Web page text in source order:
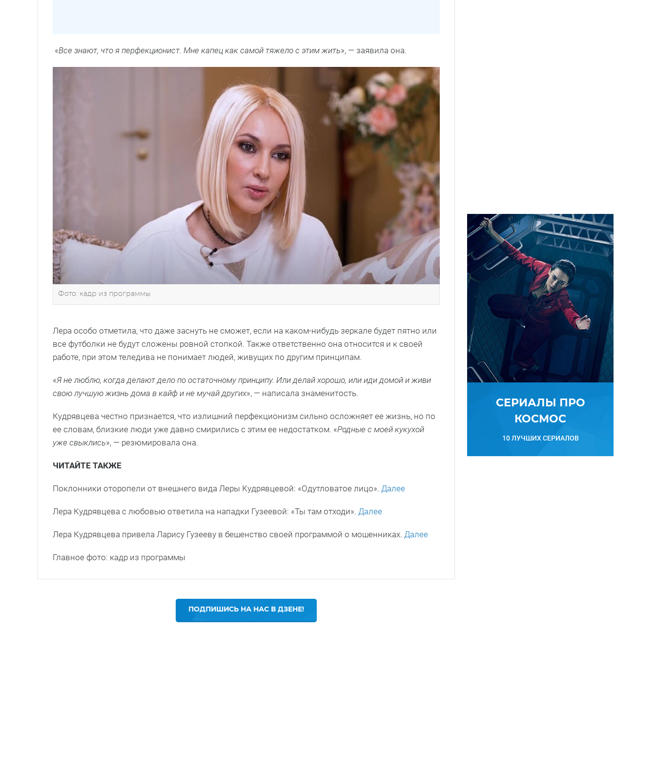
«Все знают, что я перфекционист. Мне капец как самой тяжело с этим жить», — заявила она.
Фото: кадр из программы
Лера особо отметила, что даже заснуть не сможет, если на каком-нибудь зеркале будет пятно или
все футболки не будут сложены ровной стопкой. Также ответственно она относится и к своей
работе, при этом теледива не понимает людей, живущих по другим принципам.
«Я не люблю, когда делают дело по остаточному принципу. Или делай хорошо, или иди домой и живи
свою лучшую жизнь дома в кайф и не мучай других», — написала знаменитость.
Кудрявцева честно признается, что излишний перфекционизм сильно осложняет ее жизнь, но по
ее словам, близкие люди уже давно смирились с этим ее недостатком. «Родные с моей кукухой
уже свыклись», — резюмировала она.
ЧИТАЙТЕ ТАКЖЕ
Поклонники оторопели от внешнего вида Леры Кудрявцевой: «Одутловатое лицо». Далее
Лера Кудрявцева с любовью ответила на нападки Гузеевой: «Ты там отходи». Далее
Лера Кудрявцева привела Ларису Гузееву в бешенство своей программой о мошенниках. Далее
Главное фото: кадр из программы
ПОДПИШИСЬ НА НАС В ДЗЕНЕ!
СЕРИАЛЫ ПРО
КОСМОС
10 ЛУЧШИХ СЕРИАЛОВ